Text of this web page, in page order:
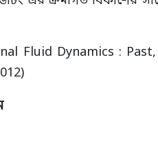
Fluid Dynamics :